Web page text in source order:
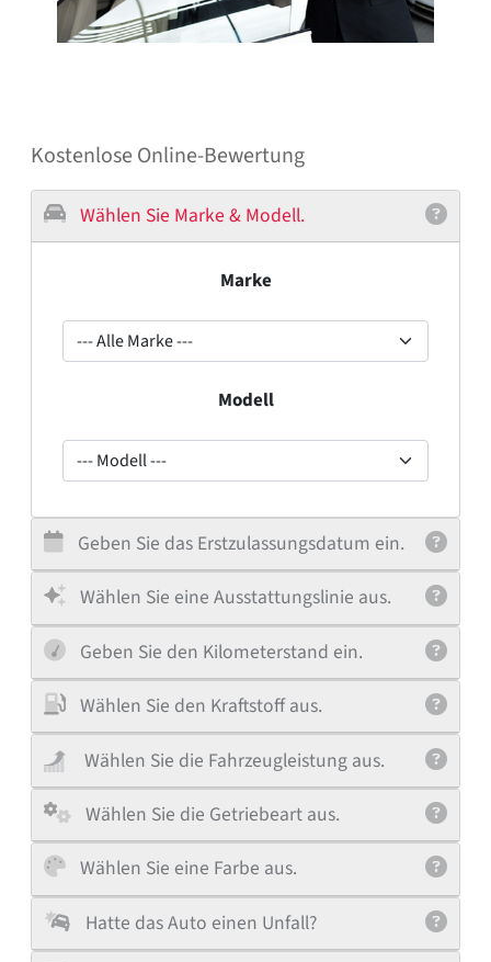
Kostenlose Online-Bewertung
Wählen Sie Marke & Modell.
Marke
--- Alle Marke ---
Modell
--- Modell ---
Geben Sie das Erstzulassungsdatum ein.
Wählen Sie eine Ausstattungslinie aus.
Geben Sie den Kilometerstand ein.
Wählen Sie den Kraftstoff aus.
Wählen Sie die Fahrzeugleistung aus.
Wählen Sie die Getriebeart aus.
Wählen Sie eine Farbe aus.
Hatte das Auto einen Unfall?